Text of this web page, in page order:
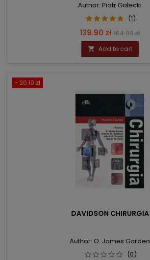
Author: Piotr Gałecki
(1)
Price
139.90 zł Regular
price
164.00 zł
 Add to cart
- 20.10 zł
DAVIDSON CHIRURGIA
Author: O. James Garden
(0)